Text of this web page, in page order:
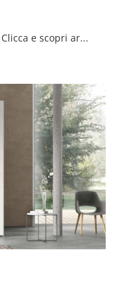
Cerchi un guardaroba in melaminico? Clicca e scopri armadiature componibili con ante battenti di Maronese.